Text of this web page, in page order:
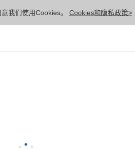
我们使用Cookies。 Cookies和隐私政策>